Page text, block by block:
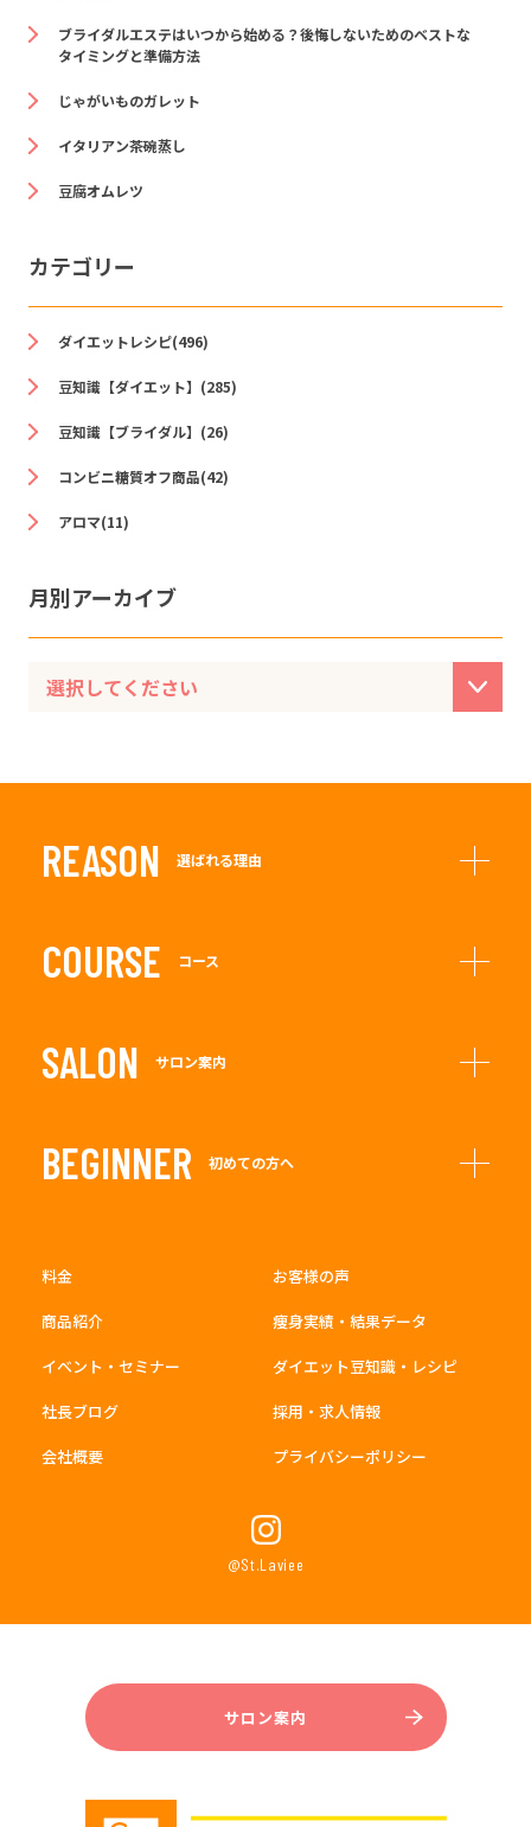
ブライダルエステはいつから始める？後悔しないためのベストな
タイミングと準備方法
じゃがいものガレット
イタリアン茶碗蒸し
豆腐オムレツ
カテゴリー
ダイエットレシピ(496)
豆知識【ダイエット】(285)
豆知識【ブライダル】(26)
コンビニ糖質オフ商品(42)
アロマ(11)
月別アーカイブ
REASON 選ばれる理由
COURSE コース
SALON サロン案内
BEGINNER 初めての方へ
料金
お客様の声
商品紹介
痩身実績・結果データ
イベント・セミナー
ダイエット豆知識・レシピ
社長ブログ
採用・求人情報
会社概要
プライバシーポリシー
@St.Laviee
サロン案内